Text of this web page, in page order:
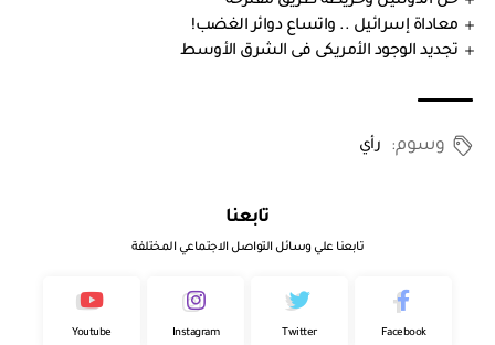
معاداة إسرائيل .. واتساع دوائر الغضب!
تجديد الوجود الأمريكى فى الشرق الأوسط
وسوم: رأي
تابعنا
تابعنا علي وسائل التواصل الاجتماعي المختلفة
Facebook
Twitter
Instagram
Youtube